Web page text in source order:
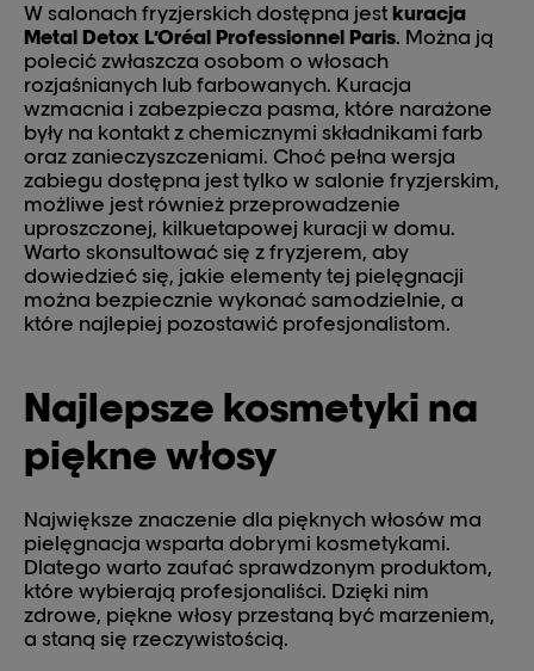
W salonach fryzjerskich dostępna jest kuracja
Metal Detox L’Oréal Professionnel Paris. Można ją
polecić zwłaszcza osobom o włosach
rozjaśnianych lub farbowanych. Kuracja
wzmacnia i zabezpiecza pasma, które narażone
były na kontakt z chemicznymi składnikami farb
oraz zanieczyszczeniami. Choć pełna wersja
zabiegu dostępna jest tylko w salonie fryzjerskim,
możliwe jest również przeprowadzenie
uproszczonej, kilkuetapowej kuracji w domu.
Warto skonsultować się z fryzjerem, aby
dowiedzieć się, jakie elementy tej pielęgnacji
można bezpiecznie wykonać samodzielnie, a
które najlepiej pozostawić profesjonalistom.
Najlepsze kosmetyki na
piękne włosy
Największe znaczenie dla pięknych włosów ma
pielęgnacja wsparta dobrymi kosmetykami.
Dlatego warto zaufać sprawdzonym produktom,
które wybierają profesjonaliści. Dzięki nim
zdrowe, piękne włosy przestaną być marzeniem,
a staną się rzeczywistością.